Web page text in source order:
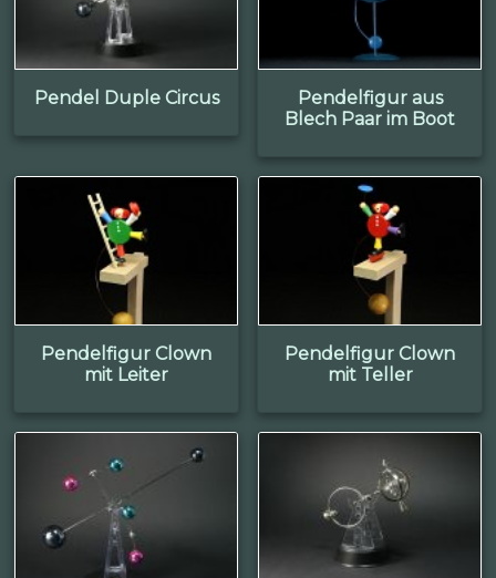
Pendel Duple Circus
Pendelfigur aus
Blech Paar im Boot
Pendelfigur Clown
mit Leiter
Pendelfigur Clown
mit Teller